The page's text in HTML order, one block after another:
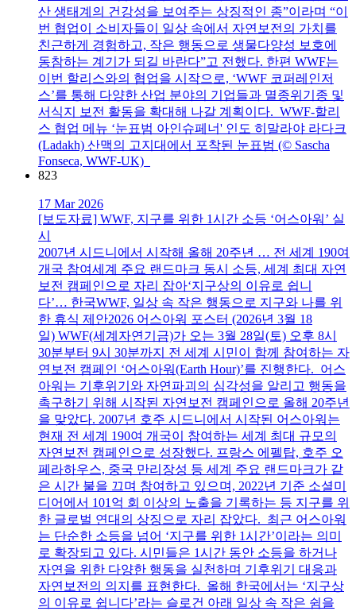
산 생태계의 건강성을 보여주는 상징적인 종”이라며 “이
번 협업이 소비자들이 일상 속에서 자연보전의 가치를
친근하게 경험하고, 작은 행동으로 생물다양성 보호에
동참하는 계기가 되길 바란다”고 전했다. 한편 WWF는
이번 할리스와의 협업을 시작으로, ‘WWF 코퍼레인저
스’를 통해 다양한 산업 분야의 기업들과 멸종위기종 및
서식지 보전 활동을 확대해 나갈 계획이다. WWF-할리
스 협업 메뉴 ‘눈표범 아인슈페너' 인도 히말라야 라다크
(Ladakh) 산맥의 고지대에서 포착된 눈표범 (© Sascha
Fonseca, WWF-UK)
823
17 Mar 2026
[보도자료] WWF, 지구를 위한 1시간 소등 ‘어스아워’ 실
시
2007년 시드니에서 시작해 올해 20주년 … 전 세계 190여
개국 참여세계 주요 랜드마크 동시 소등, 세계 최대 자연
보전 캠페인으로 자리 잡아‘지구상의 이유로 쉽니
다’… 한국WWF, 일상 속 작은 행동으로 지구와 나를 위
한 휴식 제안2026 어스아워 포스터 (2026년 3월 18
일) WWF(세계자연기금)가 오는 3월 28일(토) 오후 8시
30분부터 9시 30분까지 전 세계 시민이 함께 참여하는 자
연보전 캠페인 ‘어스아워(Earth Hour)’를 진행한다. 어스
아워는 기후위기와 자연파괴의 심각성을 알리고 행동을
촉구하기 위해 시작된 자연보전 캠페인으로 올해 20주년
을 맞았다. 2007년 호주 시드니에서 시작된 어스아워는
현재 전 세계 190여 개국이 참여하는 세계 최대 규모의
자연보전 캠페인으로 성장했다. 프랑스 에펠탑, 호주 오
페라하우스, 중국 만리장성 등 세계 주요 랜드마크가 같
은 시간 불을 끄며 참여하고 있으며, 2022년 기준 소셜미
디어에서 101억 회 이상의 노출을 기록하는 등 지구를 위
한 글로벌 연대의 상징으로 자리 잡았다. 최근 어스아워
는 단순한 소등을 넘어 ‘지구를 위한 1시간’이라는 의미
로 확장되고 있다. 시민들은 1시간 동안 소등을 하거나
자연을 위한 다양한 행동을 실천하며 기후위기 대응과
자연보전의 의지를 표현한다. 올해 한국에서는 ‘지구상
의 이유로 쉽니다’라는 슬로건 아래 일상 속 작은 쉼을